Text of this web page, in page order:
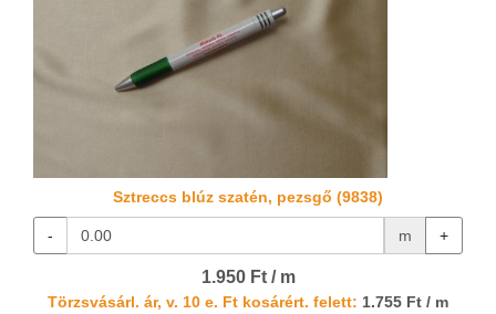
Sztreccs blúz szatén, pezsgő (9838)
- m +
1.950 Ft / m
Törzsvásárl. ár, v. 10 e. Ft kosárért. felett: 1.755 Ft / m